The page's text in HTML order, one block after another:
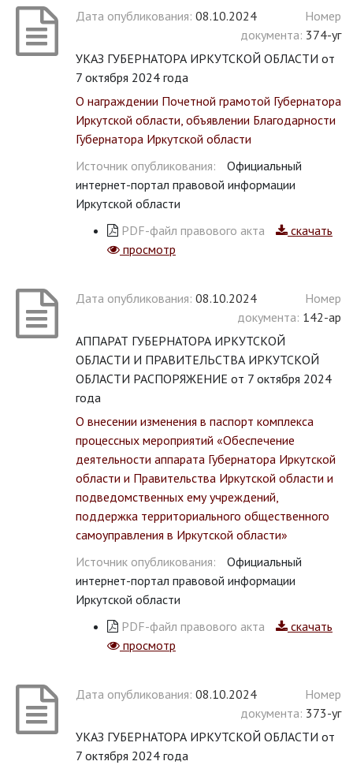
Дата опубликования: 08.10.2024
Номер
документа: 374-уг
УКАЗ ГУБЕРНАТОРА ИРКУТСКОЙ ОБЛАСТИ от
7 октября 2024 года
О награждении Почетной грамотой Губернатора
Иркутской области, объявлении Благодарности
Губернатора Иркутской области
Источник опубликования:
Официальный
интернет-портал правовой информации
Иркутской области
PDF-файл правового акта
скачать
просмотр
Дата опубликования: 08.10.2024
Номер
документа: 142-ар
АППАРАТ ГУБЕРНАТОРА ИРКУТСКОЙ
ОБЛАСТИ И ПРАВИТЕЛЬСТВА ИРКУТСКОЙ
ОБЛАСТИ РАСПОРЯЖЕНИЕ от 7 октября 2024
года
О внесении изменения в паспорт комплекса
процессных мероприятий «Обеспечение
деятельности аппарата Губернатора Иркутской
области и Правительства Иркутской области и
подведомственных ему учреждений,
поддержка территориального общественного
самоуправления в Иркутской области»
Источник опубликования:
Официальный
интернет-портал правовой информации
Иркутской области
PDF-файл правового акта
скачать
просмотр
Дата опубликования: 08.10.2024
Номер
документа: 373-уг
УКАЗ ГУБЕРНАТОРА ИРКУТСКОЙ ОБЛАСТИ от
7 октября 2024 года